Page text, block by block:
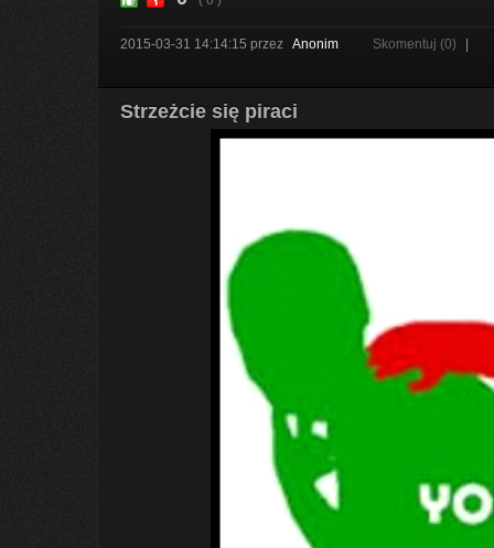
2015-03-31 14:14:15 przez Anonim Skomentuj (0)
Strzeżcie się piraci